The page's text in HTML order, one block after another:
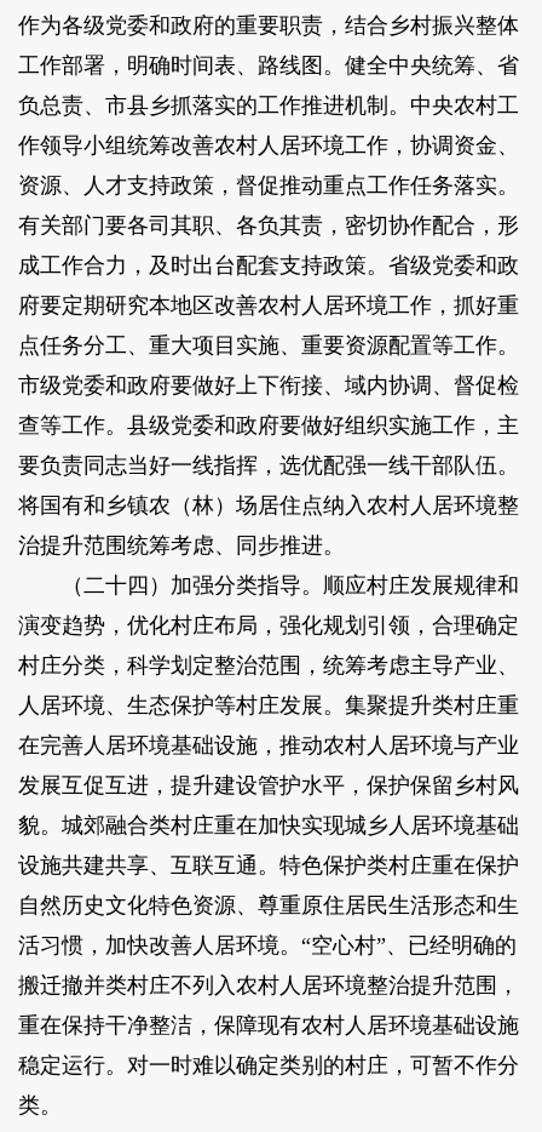
作为各级党委和政府的重要职责，结合乡村振兴整体
工作部署，明确时间表、路线图。健全中央统筹、省
负总责、市县乡抓落实的工作推进机制。中央农村工
作领导小组统筹改善农村人居环境工作，协调资金、
资源、人才支持政策，督促推动重点工作任务落实。
有关部门要各司其职、各负其责，密切协作配合，形
成工作合力，及时出台配套支持政策。省级党委和政
府要定期研究本地区改善农村人居环境工作，抓好重
点任务分工、重大项目实施、重要资源配置等工作。
市级党委和政府要做好上下衔接、域内协调、督促检
查等工作。县级党委和政府要做好组织实施工作，主
要负责同志当好一线指挥，选优配强一线干部队伍。
将国有和乡镇农（林）场居住点纳入农村人居环境整
治提升范围统筹考虑、同步推进。
（二十四）加强分类指导。顺应村庄发展规律和
演变趋势，优化村庄布局，强化规划引领，合理确定
村庄分类，科学划定整治范围，统筹考虑主导产业、
人居环境、生态保护等村庄发展。集聚提升类村庄重
在完善人居环境基础设施，推动农村人居环境与产业
发展互促互进，提升建设管护水平，保护保留乡村风
貌。城郊融合类村庄重在加快实现城乡人居环境基础
设施共建共享、互联互通。特色保护类村庄重在保护
自然历史文化特色资源、尊重原住居民生活形态和生
活习惯，加快改善人居环境。“空心村”、已经明确的
搬迁撤并类村庄不列入农村人居环境整治提升范围，
重在保持干净整洁，保障现有农村人居环境基础设施
稳定运行。对一时难以确定类别的村庄，可暂不作分
类。